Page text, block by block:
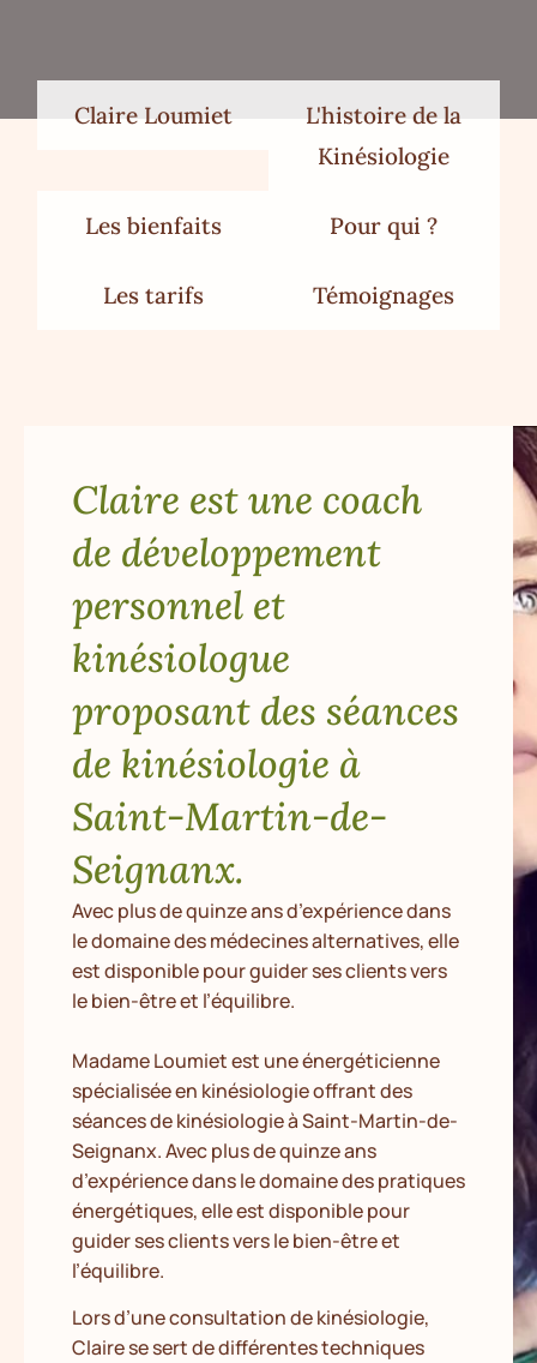
Claire Loumiet
L'histoire de la
Kinésiologie
Les bienfaits Pour qui ?
Les tarifs Témoignages
Claire est une coach
de développement
personnel et
kinésiologue
proposant des séances
de kinésiologie à
Saint-Martin-de-
Seignanx.
Avec plus de quinze ans d’expérience dans
le domaine des médecines alternatives, elle
est disponible pour guider ses clients vers
le bien-être et l’équilibre.
Madame Loumiet est une énergéticienne
spécialisée en kinésiologie offrant des
séances de kinésiologie à Saint-Martin-de-
Seignanx. Avec plus de quinze ans
d’expérience dans le domaine des pratiques
énergétiques, elle est disponible pour
guider ses clients vers le bien-être et
l’équilibre.
Lors d’une consultation de kinésiologie,
Claire se sert de différentes techniques